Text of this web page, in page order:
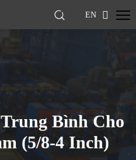
EN
Bình Cho
(5/8-4 Inch)